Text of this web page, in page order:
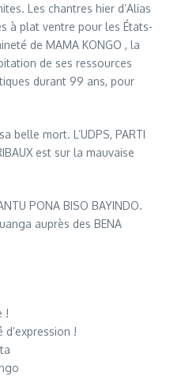
Les chantres hier d’Alias
à plat ventre pour les États-
de MAMA KONGO , la
de ses ressources
durant 99 ans, pour
belle mort. L’UDPS, PARTI
est sur la mauvaise
PONA BISO BAYINDO.
auprès des BENA
!
!